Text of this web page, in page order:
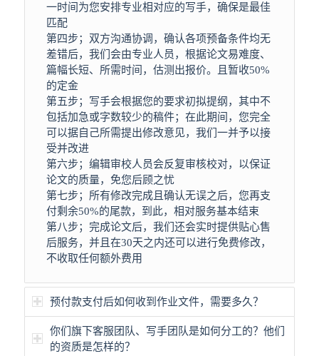
一时间为您安排专业相对应的写手，确保是最佳
匹配
第四步；双方沟通协调，确认各项预备条件均无
差错后，我们会由专业人员，根据论文易难度、
篇幅长短、所需时间，估测出报价。且暂收50%
的定金
第五步；写手会根据您的要求初拟提纲，其中不
包括加急或字数较少的稿件；在此期间，您完全
可以据自己所需提出修改意见，我们一并予以接
受并改进
第六步；编辑审校人员会反复审核校对，以保证
论文的质量，免您后顾之忧
第七步；所有修改完成且确认无误之后，您再支
付剩余50%的尾款，到此，相对服务基本结束
第八步；完成论文后，我们还会实时提供贴心售
后服务，并且在30天之内还可以进行免费修改，
不收取任何额外费用
预付款支付后如何收到作业文件，需要多久？
你们旗下客服团队、写手团队是如何分工的？他们
的资质是怎样的？